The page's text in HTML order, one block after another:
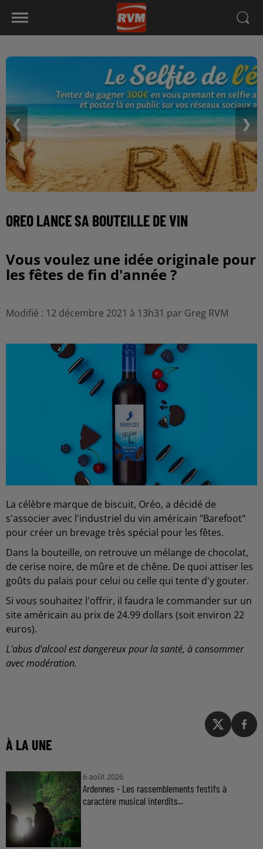
❮ ❯
OREO LANCE SA BOUTEILLE DE VIN
Vous voulez une idée originale pour
les fêtes de fin d'année ?
Modifié : 12 décembre 2021 à 13h31 par Greg RVM
La célèbre marque de biscuit, Oréo, a décidé de
s'associer avec l'industriel du vin américain "Barefoot"
pour créer un brevage très spécial pour les fêtes.
Dans la bouteille, on retrouve un mélange de chocolat,
de cerise noire, de mûre et de chêne. De quoi attiser les
goûts du palais pour celui ou celle qui tente d'y gouter.
Si vous souhaitez l'offrir, il faudra le commander sur un
site américain au prix de 24.99 dollars (soit environ 22
euros).
L'abus d'alcool est dangereux pour la santé, à consommer
avec modération.
À LA UNE
6 août 2026
Ardennes - Les rassemblements festifs à
caractère musical interdits...